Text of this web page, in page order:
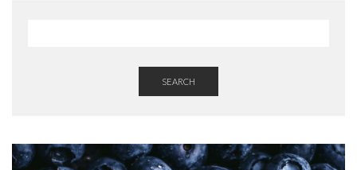
SEARCH